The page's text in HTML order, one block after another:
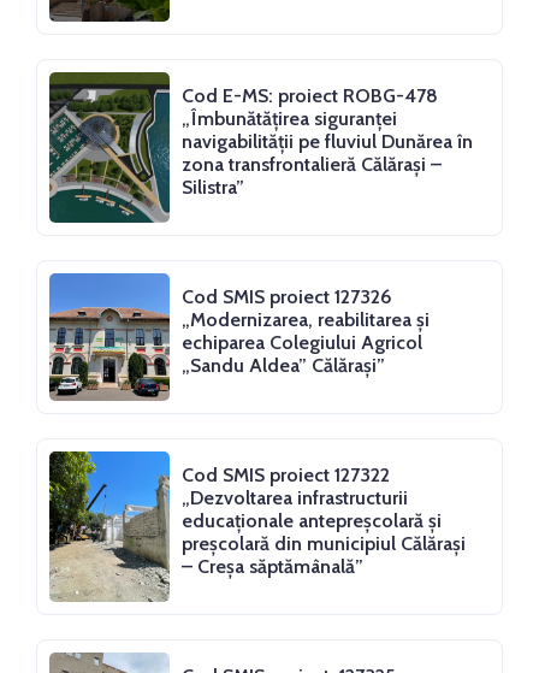
Cod E-MS: proiect ROBG-478
„Îmbunătățirea siguranței
navigabilității pe fluviul Dunărea în
zona transfrontalieră Călărași –
Silistra”
Cod SMIS proiect 127326
„Modernizarea, reabilitarea și
echiparea Colegiului Agricol
„Sandu Aldea” Călărași”
Cod SMIS proiect 127322
„Dezvoltarea infrastructurii
educaționale antepreșcolară și
preșcolară din municipiul Călărași
– Creșa săptămânală”